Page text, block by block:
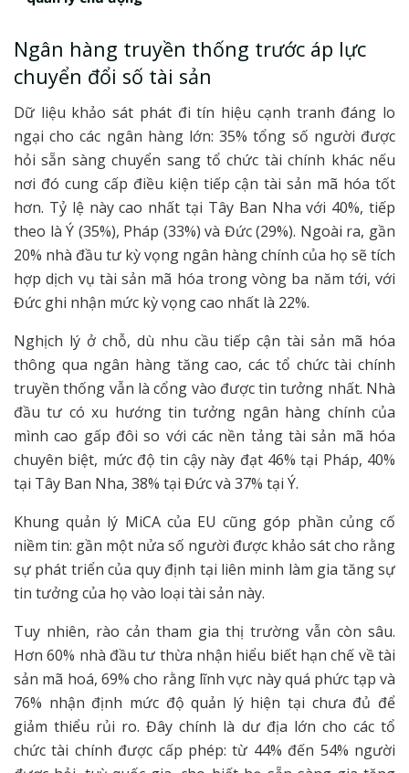
Ngân hàng truyền thống trước áp lực
chuyển đổi số tài sản
Dữ liệu khảo sát phát đi tín hiệu cạnh tranh đáng lo
ngại cho các ngân hàng lớn: 35% tổng số người được
hỏi sẵn sàng chuyển sang tổ chức tài chính khác nếu
nơi đó cung cấp điều kiện tiếp cận tài sản mã hóa tốt
hơn. Tỷ lệ này cao nhất tại Tây Ban Nha với 40%, tiếp
theo là Ý (35%), Pháp (33%) và Đức (29%). Ngoài ra, gần
20% nhà đầu tư kỳ vọng ngân hàng chính của họ sẽ tích
hợp dịch vụ tài sản mã hóa trong vòng ba năm tới, với
Đức ghi nhận mức kỳ vọng cao nhất là 22%.
Nghịch lý ở chỗ, dù nhu cầu tiếp cận tài sản mã hóa
thông qua ngân hàng tăng cao, các tổ chức tài chính
truyền thống vẫn là cổng vào được tin tưởng nhất. Nhà
đầu tư có xu hướng tin tưởng ngân hàng chính của
mình cao gấp đôi so với các nền tảng tài sản mã hóa
chuyên biệt, mức độ tin cậy này đạt 46% tại Pháp, 40%
tại Tây Ban Nha, 38% tại Đức và 37% tại Ý.
Khung quản lý MiCA của EU cũng góp phần củng cố
niềm tin: gần một nửa số người được khảo sát cho rằng
sự phát triển của quy định tại liên minh làm gia tăng sự
tin tưởng của họ vào loại tài sản này.
Tuy nhiên, rào cản tham gia thị trường vẫn còn sâu.
Hơn 60% nhà đầu tư thừa nhận hiểu biết hạn chế về tài
sản mã hoá, 69% cho rằng lĩnh vực này quá phức tạp và
76% nhận định mức độ quản lý hiện tại chưa đủ để
giảm thiểu rủi ro. Đây chính là dư địa lớn cho các tổ
chức tài chính được cấp phép: từ 44% đến 54% người